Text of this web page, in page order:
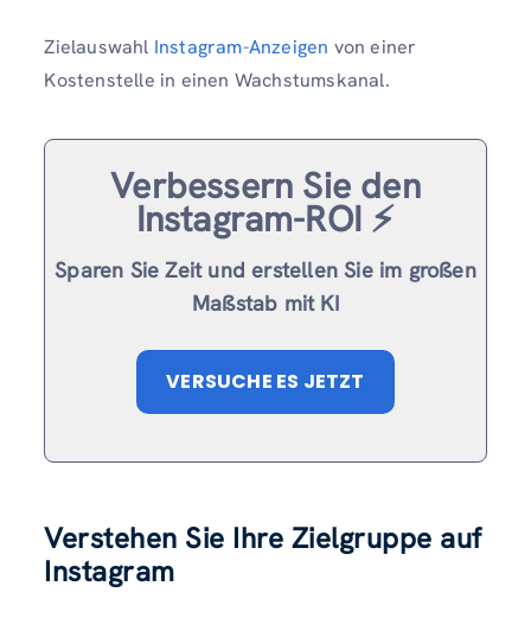
Zielauswahl Instagram-Anzeigen von einer
Kostenstelle in einen Wachstumskanal.
Verbessern Sie den
Instagram-ROI ⚡️
Sparen Sie Zeit und erstellen Sie im großen
Maßstab mit KI
VERSUCHE ES JETZT
Verstehen Sie Ihre Zielgruppe auf
Instagram